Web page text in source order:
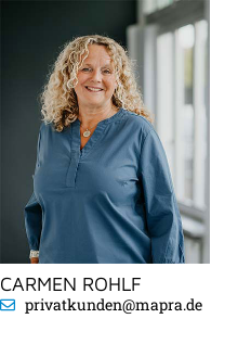
CARMEN ROHLF
privatkunden@mapra.de